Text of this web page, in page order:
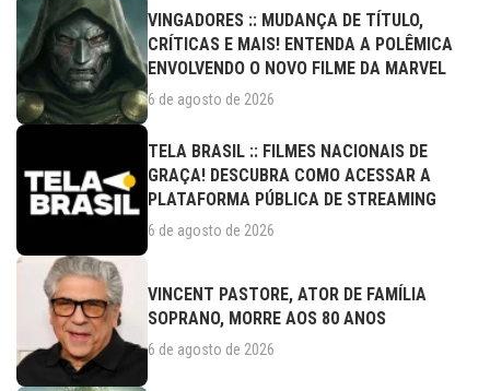
VINGADORES :: MUDANÇA DE TÍTULO,
CRÍTICAS E MAIS! ENTENDA A POLÊMICA
ENVOLVENDO O NOVO FILME DA MARVEL
6 de agosto de 2026
TELA BRASIL :: FILMES NACIONAIS DE
GRAÇA! DESCUBRA COMO ACESSAR A
PLATAFORMA PÚBLICA DE STREAMING
6 de agosto de 2026
VINCENT PASTORE, ATOR DE FAMÍLIA
SOPRANO, MORRE AOS 80 ANOS
6 de agosto de 2026